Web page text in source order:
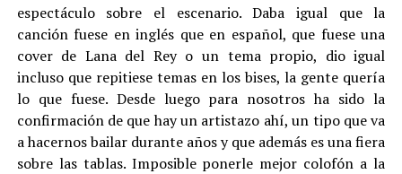
espectáculo sobre el escenario. Daba igual que la
canción fuese en inglés que en español, que fuese una
cover de Lana del Rey o un tema propio, dio igual
incluso que repitiese temas en los bises, la gente quería
lo que fuese. Desde luego para nosotros ha sido la
confirmación de que hay un artistazo ahí, un tipo que va
a hacernos bailar durante años y que además es una fiera
sobre las tablas. Imposible ponerle mejor colofón a la